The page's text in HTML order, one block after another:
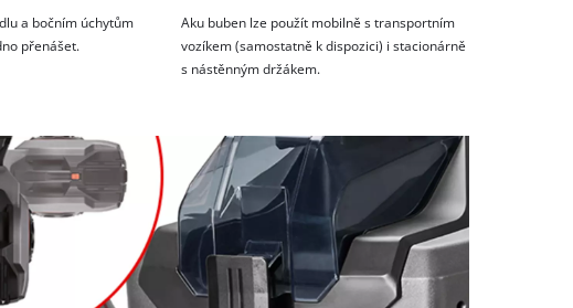
a bočním úchytům
přenášet.
Aku buben lze použít mobilně s transportním
vozíkem (samostatně k dispozici) i stacionárně
s nástěnným držákem.